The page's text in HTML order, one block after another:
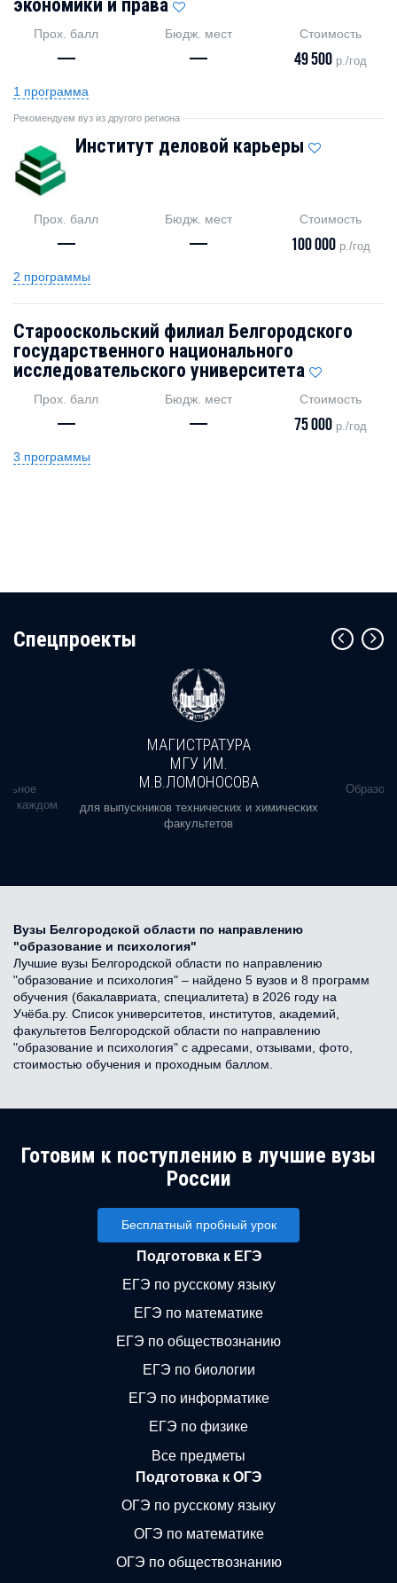
экономики и права
Прох. балл
—
Бюдж. мест
—
Стоимость
49 500 р./год
1 программа
Рекомендуем вуз из другого региона
Институт деловой карьеры
Прох. балл
—
Бюдж. мест
—
Стоимость
100 000 р./год
2 программы
Старооскольский филиал Белгородского
государственного национального
исследовательского университета
Прох. балл
—
Бюдж. мест
—
Стоимость
75 000 р./год
3 программы
Cпецпроекты
в каждом
МАГИСТРАТУРА
МГУ ИМ.
М.В.ЛОМОНОСОВА
для выпускников технических и химических
факультетов
Вузы Белгородской области по направлению
"образование и психология"
Лучшие вузы Белгородской области по направлению
"образование и психология" – найдено 5 вузов и 8 программ
обучения (бакалавриата, специалитета) в 2026 году на
Учёба.ру. Список университетов, институтов, академий,
факультетов Белгородской области по направлению
"образование и психология" с адресами, отзывами, фото,
стоимостью обучения и проходным баллом.
Готовим к поступлению в лучшие вузы
России
Бесплатный пробный урок
Подготовка к ЕГЭ
ЕГЭ по русскому языку
ЕГЭ по математике
ЕГЭ по обществознанию
ЕГЭ по биологии
ЕГЭ по информатике
ЕГЭ по физике
Все предметы
Подготовка к ОГЭ
ОГЭ по русскому языку
ОГЭ по математике
ОГЭ по обществознанию